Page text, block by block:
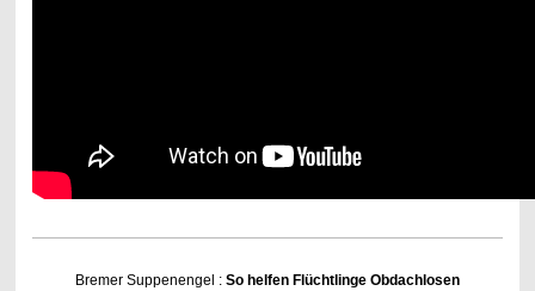
Bremer Suppenengel : So helfen Flüchtlinge Obdachlosen